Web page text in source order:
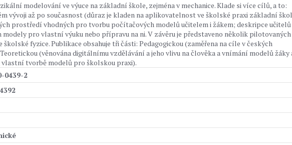
modelování ve výuce na základní škole, zejména v mechanice. Klade si více cílů, a to:
vývoji až po současnost (důraz je kladen na aplikovatelnost ve školské praxi základní
prostředí vhodných pro tvorbu počítačových modelů učitelem i žákem; deskripce učitelů
pro vlastní výuku nebo přípravu na ni. V závěru je představeno několik pilotovaných
fyzice. Publikace obsahuje tři části: Pedagogickou (zaměřena na cíle v českých
(věnována digitálnímu vzdělávání a jeho vlivu na člověka a vnímání modelů žáky
tvorbě modelů pro školskou praxi).
0439-2